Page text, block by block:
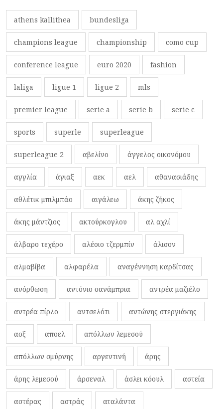
athens kallithea bundesliga
champions league championship como cup
conference league euro 2020 fashion
laliga ligue 1 ligue 2 mls
premier league serie a serie b serie c
sports superle superleague
superleague 2 αβελίνο άγγελος οικονόμου
αγγλία άγιαξ αεκ αελ αθανασιάδης
αθλέτικ μπιλμπάο αιγάλεω άκης ζήκος
άκης μάντζιος ακτούρκογλου αλ αχλί
άλβαρο τεχέρο αλέσιο τζερμπίν άλισον
αλμαβίβα αλφαρέλα αναγέννηση καρδίτσας
ανόρθωση αντόνιο σανάμπρια αντρέα μαζιέλο
αντρέα πίρλο αντσελότι αντώνης στεργιάκης
αοξ αποελ απόλλων λεμεσού
απόλλων σμύρνης αργεντινή άρης
άρης λεμεσού άρσεναλ άσλει κόουλ αστεία
αστέρας αστράς αταλάντα